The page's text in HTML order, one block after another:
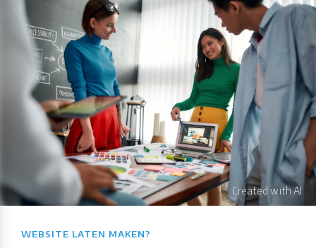
WEBSITE LATEN MAKEN?​​​​​​​​​​​​​​